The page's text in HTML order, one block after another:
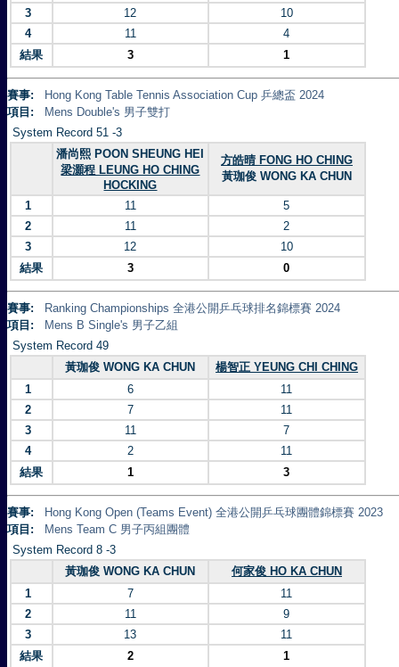
3
12
10
4
11
4
結果
3 1
賽事:
Hong Kong Table Tennis Association Cup 乒總盃 2024
項目:
Mens Double's 男子雙打
System Record 51 -3
潘尚熙 POON SHEUNG HEI
梁灝程 LEUNG HO CHING
HOCKING
方皓晴 FONG HO CHING
黃珈俊 WONG KA CHUN
1 11
5
2
11
2
3
12
10
結果
3 0
賽事:
Ranking Championships 全港公開乒乓球排名錦標賽 2024
項目:
Mens B Single's 男子乙組
System Record 49
黃珈俊 WONG KA CHUN
楊智正 YEUNG CHI CHING
1
6
11
2
7
11
3
11
7
4
2
11
結果
1 3
賽事:
Hong Kong Open (Teams Event) 全港公開乒乓球團體錦標賽 2023
項目:
Mens Team C 男子丙組團體
System Record 8 -3
黃珈俊 WONG KA CHUN
何家俊 HO KA CHUN
1
7
11
2
11
9
3
13
11
結果
2 1